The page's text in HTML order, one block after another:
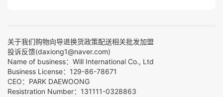
关于我们购物向导退换货政策配送相关批发加盟
投诉反馈(daxiong1@naver.com)
Name of business：Will International Co., Ltd
Business License：129-86-78671
CEO：PARK DAEWOONG
Resistration Number：131111-0328863